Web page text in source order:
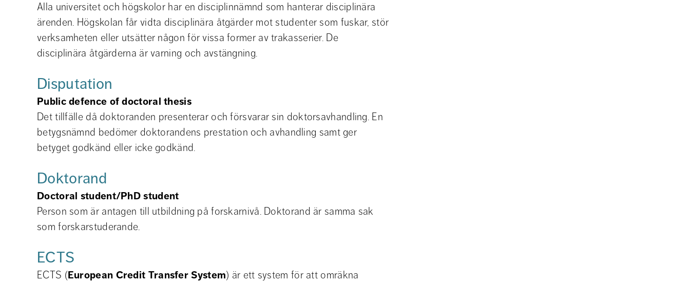
Alla universitet och högskolor har en disciplinnämnd som hanterar disciplinära
ärenden. Högskolan får vidta disciplinära åtgärder mot studenter som fuskar, stör
verksamheten eller utsätter någon för vissa former av trakasserier. De
disciplinära åtgärderna är varning och avstängning.
Disputation
Public defence of doctoral thesis
Det tillfälle då doktoranden presenterar och försvarar sin doktorsavhandling. En
betygsnämnd bedömer doktorandens prestation och avhandling samt ger
betyget godkänd eller icke godkänd.
Doktorand
Doctoral student/PhD student
Person som är antagen till utbildning på forskarnivå. Doktorand är samma sak
som forskarstuderande.
ECTS
ECTS (European Credit Transfer System) är ett system för att omräkna